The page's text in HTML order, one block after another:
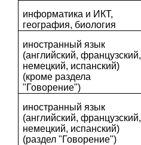
информатика и ИКТ,
география, биология
иностранный язык
(английский, французский,
немецкий, испанский)
(кроме раздела
"Говорение")
иностранный язык
(английский, французский,
немецкий, испанский)
(раздел "Говорение")